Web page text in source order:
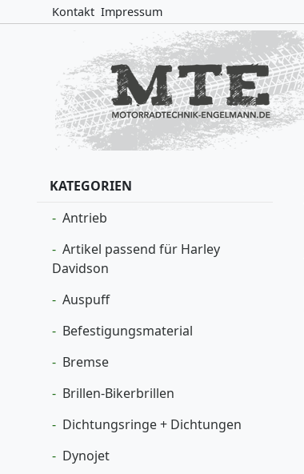
Kontakt Impressum
KATEGORIEN
Antrieb
Artikel passend für Harley
Davidson
Auspuff
Befestigungsmaterial
Bremse
Brillen-Bikerbrillen
Dichtungsringe + Dichtungen
Dynojet